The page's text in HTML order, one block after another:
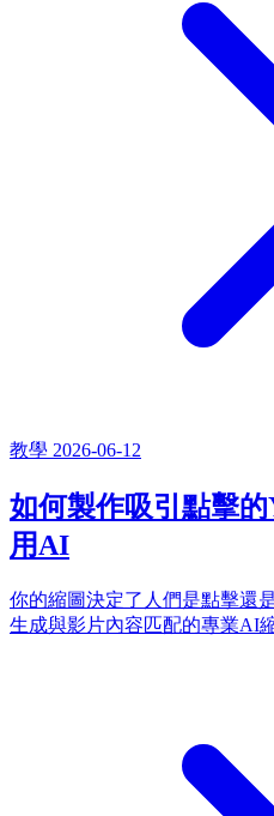
教學 2026-06-12
如何製作吸引點擊
用AI
你的縮圖決定了人們是點擊還
生成與影片內容匹配的專業AI